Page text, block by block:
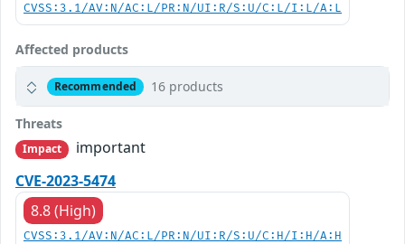
CVSS:3.1/AV:N/AC:L/PR:N/UI:R/S:U/C:L/I:L/A:L
Affected products
Recommended 16 products
Threats
Impact
important
CVE-2023-5474
8.8 (High)
CVSS:3.1/AV:N/AC:L/PR:N/UI:R/S:U/C:H/I:H/A:H